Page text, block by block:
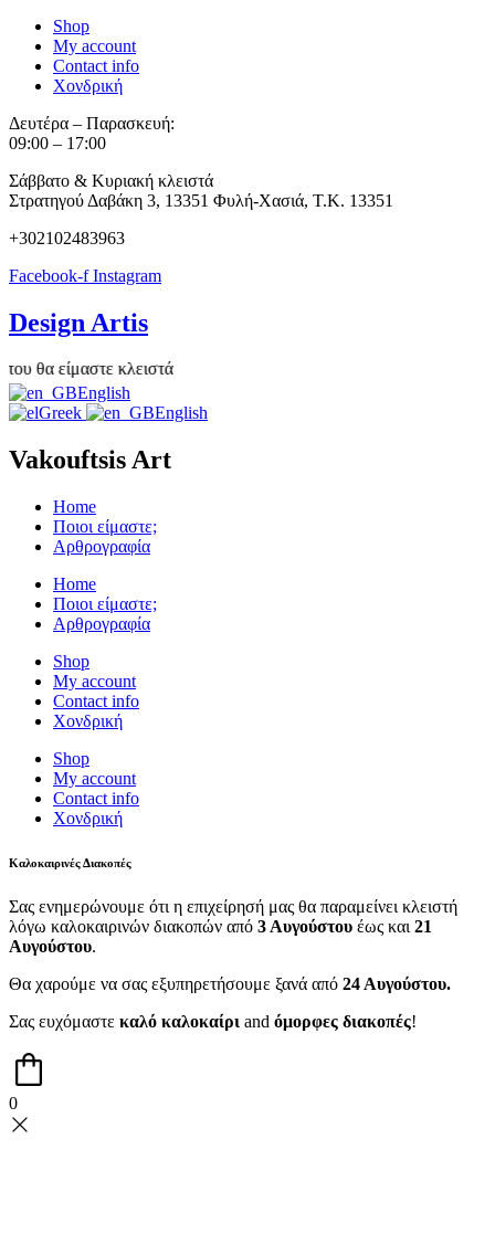
Shop
My account
Contact info
Χονδρική
Δευτέρα – Παρασκευή:
09:00 – 17:00
Σάββατο & Κυριακή κλειστά
Στρατηγού Δαβάκη 3, 13351 Φυλή-Χασιά, Τ.Κ. 13351
+302102483963
Facebook-f Instagram
Design Artis
θα είμαστε κλειστά
English
Greek
English
Vakouftsis Art
Home
Ποιοι είμαστε;
Αρθρογραφία
Home
Ποιοι είμαστε;
Αρθρογραφία
Shop
My account
Contact info
Χονδρική
Shop
My account
Contact info
Χονδρική
Καλοκαιρινές Διακοπές
Σας ενημερώνουμε ότι η επιχείρησή μας θα παραμείνει κλειστή
λόγω καλοκαιρινών διακοπών από 3 Αυγούστου έως και 21
Αυγούστου.
Θα χαρούμε να σας εξυπηρετήσουμε ξανά από 24 Αυγούστου.
Σας ευχόμαστε καλό καλοκαίρι and όμορφες διακοπές!
0